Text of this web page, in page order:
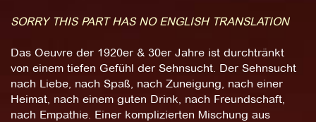
SORRY THIS PART HAS NO ENGLISH TRANSLATION
Das Oeuvre der 1920er & 30er Jahre ist durchtränkt
von einem tiefen Gefühl der Sehnsucht. Der Sehnsucht
nach Liebe, nach Spaß, nach Zuneigung, nach einer
Heimat, nach einem guten Drink, nach Freundschaft,
nach Empathie. Einer komplizierten Mischung aus